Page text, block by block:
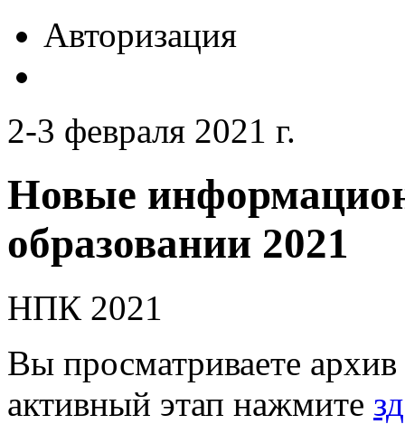
Авторизация
2-3 февраля 2021 г.
Новые
образовании 2021
НПК 2021
Вы просматриваете
активный этап нажмите